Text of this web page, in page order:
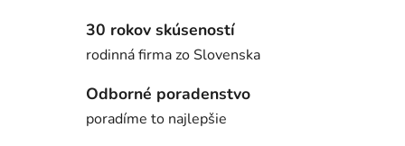
30 rokov skúseností
rodinná firma zo Slovenska
Odborné poradenstvo
poradíme to najlepšie